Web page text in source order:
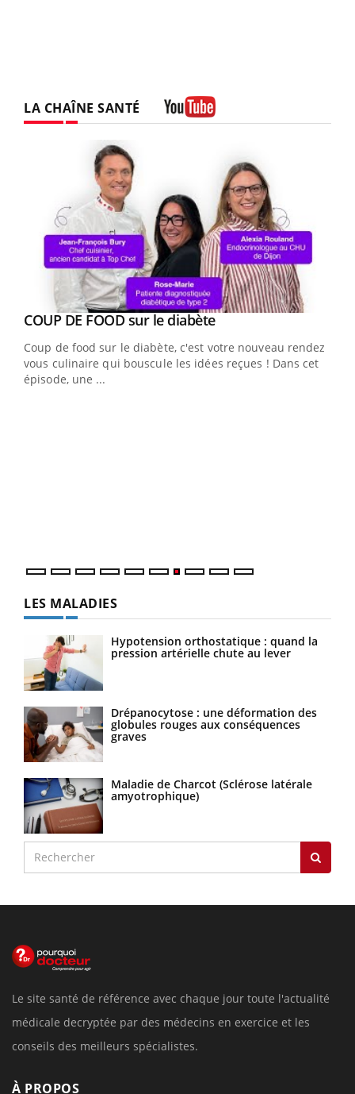
LA CHAÎNE SANTÉ
Youtube
COUP DE FOOD sur le diabèteYoutube
Coup de food sur le diabète, c'est votre nouveau rendez-
vous culinaire qui bouscule les idées reçues ! Dans cet
épisode, une ...
LES MALADIES
Hypotension orthostatique : quand la
pression artérielle chute au lever
Drépanocytose : une déformation des
globules rouges aux conséquences
graves
Maladie de Charcot (Sclérose latérale
amyotrophique)
Le site santé de référence avec chaque jour toute l'actualité
médicale decryptée par des médecins en exercice et les
conseils des meilleurs spécialistes.
À PROPOS